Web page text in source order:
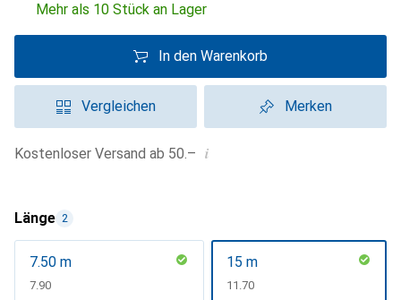
Mehr als 10 Stück an Lager
In den Warenkorb
Vergleichen Merken
Kostenloser Versand ab 50.– i
Länge 2
7.50 m
CHF
7.90
15 m
CHF
11.70